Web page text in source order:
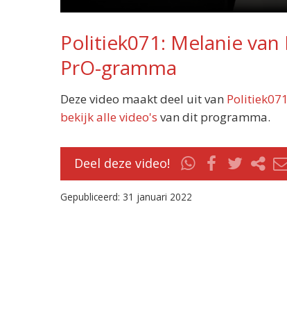
Politiek071: Melanie
PrO-gramma
Deze video maakt deel uit van Politiek071
bekijk alle video's van dit programma.
Deel deze video!
Gepubliceerd: 31 januari 2022